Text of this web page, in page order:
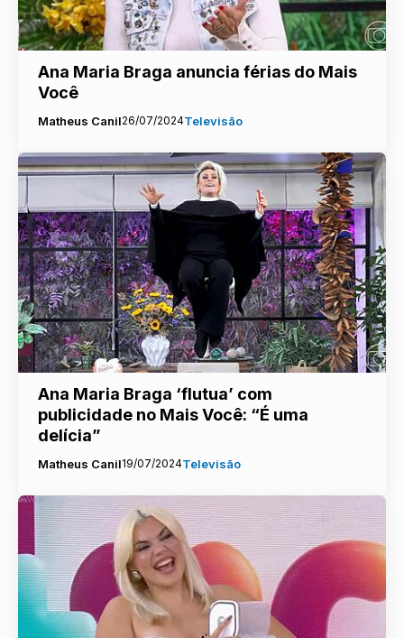
Ana Maria Braga anuncia férias do Mais
Você
Matheus Canil26/07/2024Televisão
Ana Maria Braga ‘flutua’ com
publicidade no Mais Você: “É uma
delícia”
Matheus Canil19/07/2024Televisão